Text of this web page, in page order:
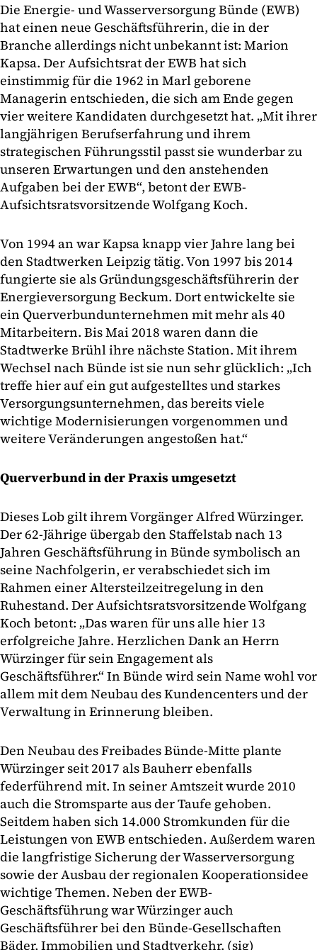
Die Energie- und Wasserversorgung Bünde (EWB)
hat einen neue Geschäftsführerin, die in der
Branche allerdings nicht unbekannt ist: Marion
Kapsa. Der Aufsichtsrat der EWB hat sich
einstimmig für die 1962 in Marl geborene
Managerin entschieden, die sich am Ende gegen
vier weitere Kandidaten durchgesetzt hat. „Mit ihrer
langjährigen Berufserfahrung und ihrem
strategischen Führungsstil passt sie wunderbar zu
unseren Erwartungen und den anstehenden
Aufgaben bei der EWB“, betont der EWB-
Aufsichtsratsvorsitzende Wolfgang Koch.
Von 1994 an war Kapsa knapp vier Jahre lang bei
den Stadtwerken Leipzig tätig. Von 1997 bis 2014
fungierte sie als Gründungsgeschäftsführerin der
Energieversorgung Beckum. Dort entwickelte sie
ein Querverbundunternehmen mit mehr als 40
Mitarbeitern. Bis Mai 2018 waren dann die
Stadtwerke Brühl ihre nächste Station. Mit ihrem
Wechsel nach Bünde ist sie nun sehr glücklich: „Ich
treffe hier auf ein gut aufgestelltes und starkes
Versorgungsunternehmen, das bereits viele
wichtige Modernisierungen vorgenommen und
weitere Veränderungen angestoßen hat.“
Querverbund in der Praxis umgesetzt
Dieses Lob gilt ihrem Vorgänger Alfred Würzinger.
Der 62-Jährige übergab den Staffelstab nach 13
Jahren Geschäftsführung in Bünde symbolisch an
seine Nachfolgerin, er verabschiedet sich im
Rahmen einer Altersteilzeitregelung in den
Ruhestand. Der Aufsichtsratsvorsitzende Wolfgang
Koch betont: „Das waren für uns alle hier 13
erfolgreiche Jahre. Herzlichen Dank an Herrn
Würzinger für sein Engagement als
Geschäftsführer.“ In Bünde wird sein Name wohl vor
allem mit dem Neubau des Kundencenters und der
Verwaltung in Erinnerung bleiben.
Den Neubau des Freibades Bünde-Mitte plante
Würzinger seit 2017 als Bauherr ebenfalls
federführend mit. In seiner Amtszeit wurde 2010
auch die Stromsparte aus der Taufe gehoben.
Seitdem haben sich 14.000 Stromkunden für die
Leistungen von EWB entschieden. Außerdem waren
die langfristige Sicherung der Wasserversorgung
sowie der Ausbau der regionalen Kooperationsidee
wichtige Themen. Neben der EWB-
Geschäftsführung war Würzinger auch
Geschäftsführer bei den Bünde-Gesellschaften
Bäder, Immobilien und Stadtverkehr. (sig)